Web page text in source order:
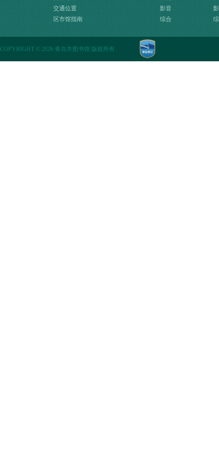
交通位置
区市馆指南
影音
综合
COPYRIGHT © 2026 青岛市图书馆 版权所有